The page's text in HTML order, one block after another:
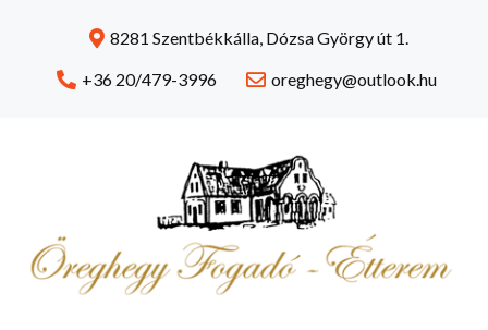
8281 Szentbékkálla, Dózsa György út 1.
+36 20/479-3996
oreghegy@outlook.hu